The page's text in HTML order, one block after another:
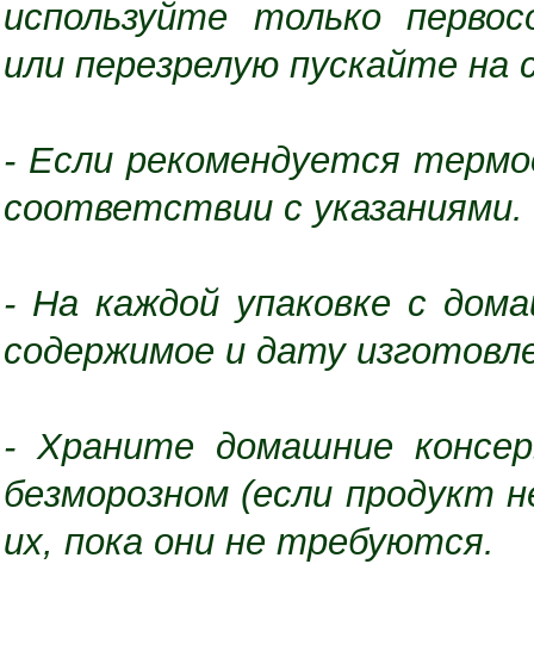
используйте только
или перезрелую пускайте на
- Если рекомендуется
соответствии с указаниями.
- На каждой упаковке с
содержимое и дату
- Храните домашние
безморозном (если продукт
их, пока они не требуются.